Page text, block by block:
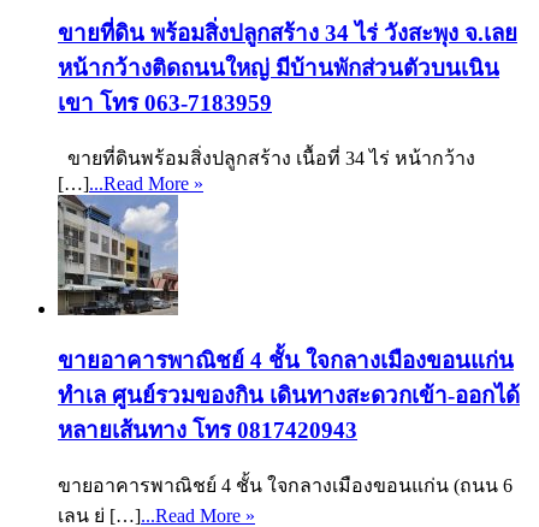
ขายที่ดิน พร้อมสิ่งปลูกสร้าง 34 ไร่ วังสะพุง จ.เลย
หน้ากว้างติดถนนใหญ่ มีบ้านพักส่วนตัวบนเนิน
เขา โทร 063-7183959
ขายที่ดินพร้อมสิ่งปลูกสร้าง เนื้อที่ 34 ไร่ หน้ากว้าง
[…]...Read More »
ขายอาคารพาณิชย์ 4 ชั้น ใจกลางเมืองขอนแก่น
ทำเล ศูนย์รวมของกิน เดินทางสะดวกเข้า-ออกได้
หลายเส้นทาง โทร 0817420943
ขายอาคารพาณิชย์ 4 ชั้น ใจกลางเมืองขอนแก่น (ถนน 6
เลน ย่ […]...Read More »